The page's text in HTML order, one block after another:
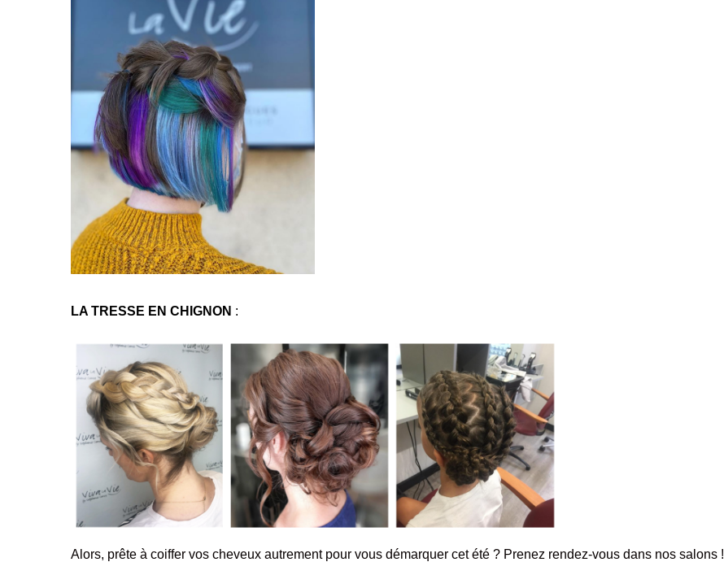
LA TRESSE EN CHIGNON :
Alors, prête à coiffer vos cheveux autrement pour vous démarquer cet été ? Prenez rendez-vous dans nos salons !